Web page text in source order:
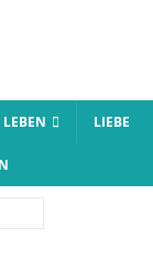
LEBEN LIEBE